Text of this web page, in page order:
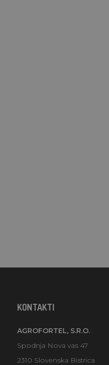
KONTAKTI
AGROFORTEL, S.R.O.
Spodnja Nova vas 47
2310 Slovenska Bistrica